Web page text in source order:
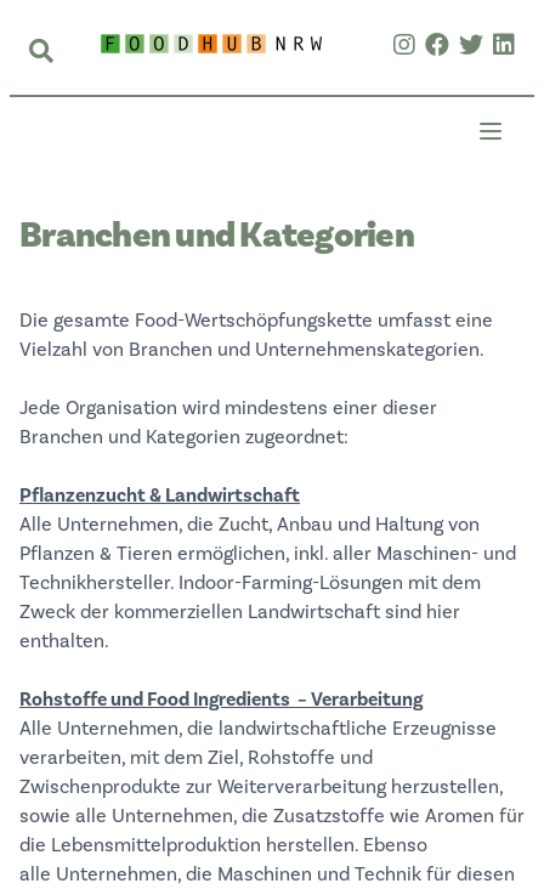
Branchen und Kategorien
Die gesamte Food-Wertschöpfungskette umfasst eine
Vielzahl von Branchen und Unternehmenskategorien.
Jede Organisation wird mindestens einer dieser
Branchen und Kategorien zugeordnet:
Pflanzenzucht & Landwirtschaft
Alle Unternehmen, die Zucht, Anbau und Haltung von
Pflanzen & Tieren ermöglichen, inkl. aller Maschinen- und
Technikhersteller. Indoor-Farming-Lösungen mit dem
Zweck der kommerziellen Landwirtschaft sind hier
enthalten.
Rohstoffe und Food Ingredients – Verarbeitung
Alle Unternehmen, die landwirtschaftliche Erzeugnisse
verarbeiten, mit dem Ziel, Rohstoffe und
Zwischenprodukte zur Weiterverarbeitung herzustellen,
sowie alle Unternehmen, die Zusatzstoffe wie Aromen für
die Lebensmittelproduktion herstellen. Ebenso
alle Unternehmen, die Maschinen und Technik für diesen